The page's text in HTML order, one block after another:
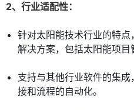
2、行业适配性：
针对太阳能技术行业的特
解决方案，包括太阳能项目
支持与其他行业软件的集
接和流程的自动化。